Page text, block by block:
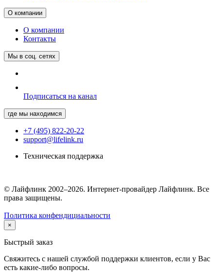
О компании
О компании
Контакты
Мы в соц. сетях
Подписаться на канал
где мы находимся
+7 (495) 822-20-22
support@lifelink.ru
Техническая поддержка
© Лайфлинк 2002–2026. Интернет-провайдер Лайфлинк. Все
права защищены.
Политика конфендициальности
×
Быстрый заказ
Свяжитесь с нашей службой поддержки клиентов, если у Вас
есть какие-либо вопросы.